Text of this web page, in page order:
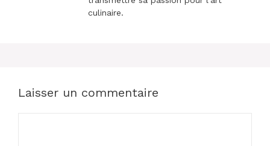
culinaire.
Laisser un commentaire